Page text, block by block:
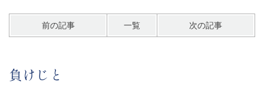
前の記事 一覧 次の記事
負けじと